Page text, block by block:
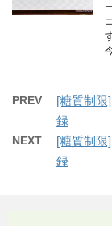
PREV
[糖質制限
録
NEXT
[糖質制限
録